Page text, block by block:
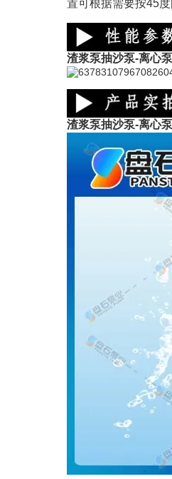
置可根据需要按45
渣浆泵抽沙泵-离心
渣浆泵抽沙泵-离心